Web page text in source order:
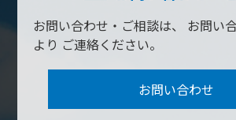
お問い合わせ・ご相談は、
お問い
より ご連絡ください。
お問い合わせ